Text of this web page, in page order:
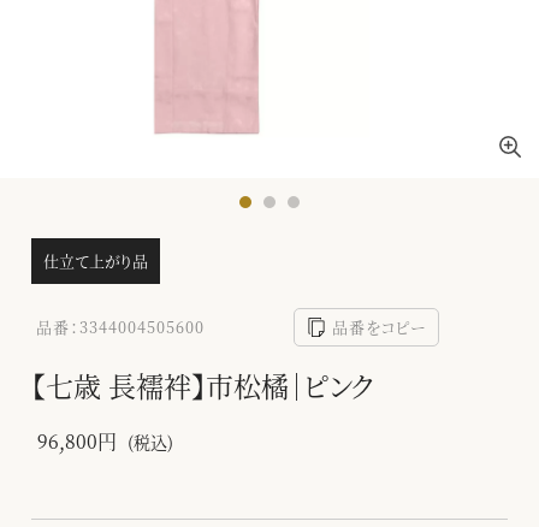
仕立て上がり品
品番：3344004505600 品番をコピー
【七歳 長襦袢】市松橘｜ピンク
96,800円 (税込)